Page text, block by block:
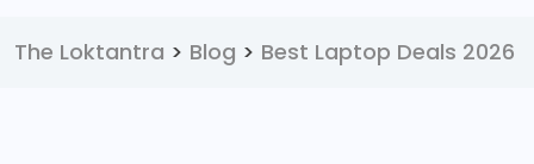
The Loktantra > Blog > Best Laptop Deals 2026